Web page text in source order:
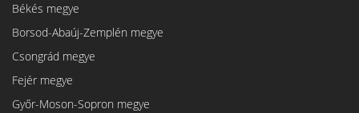
Békés megye
Borsod-Abaúj-Zemplén megye
Csongrád megye
Fejér megye
Győr-Moson-Sopron megye